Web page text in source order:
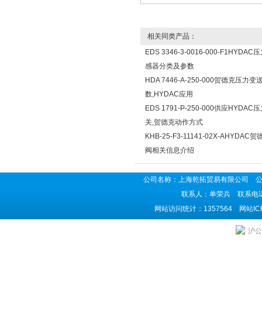
相关同类产品：
EDS 3346-3-0016-000-F1HYDAC压
感器分类及参数
HDA 7446-A-250-000贺德克压力变
数,HYDAC应用
EDS 1791-P-250-000供应HYDAC压
关,贺德克动作方式
KHB-25-F3-11141-02X-AHYDAC贺
阀相关信息介绍
公司名称：上海乾拓贸易有限公司
联系人：单荣兵 联系电
网站访问统计：1357564 网站
沪